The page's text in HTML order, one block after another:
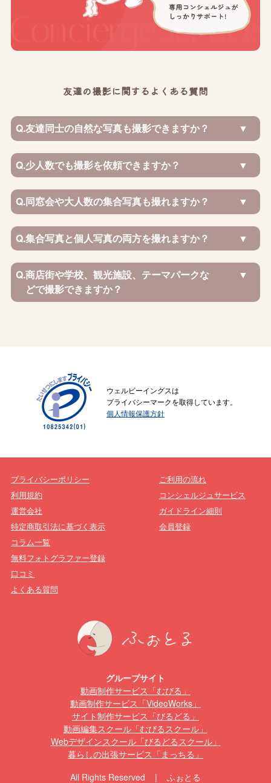
友達の撮影に関するよくある質問
Q.友達同士の自然な写真も撮影できますか？
Q.少人数でも撮影を依頼できますか？
Q.同窓会や大人数の集合写真も撮れますか？
Q.集合写真と個人写真の両方を撮れますか？
Q.商店街や学校、観光施設、テーマパークな
どで撮影できますか？
ウェルビーイングスは
プライバシーマークを取得しています。
個人情報保護方針
プライバシーポリシー
利用規約
運営会社
特定商取引法に基づく表示
ご利用の流れ
コンシェルジュサービス
ガイドライン細則
会員登録
コラム一覧
無料フォトグラファー登録
口コミ
よくある質問
グループサイト
動画制作サービス「むびる」
動画制作サービス「VideoWorks」
サイト制作サービス「びるどる」
動画編集スクール「むびるスクール」
Webデザインスクール「びるどるスクール」
暮らしの出張サービス「まっちる」
All Rights Reserved | ふぉとる